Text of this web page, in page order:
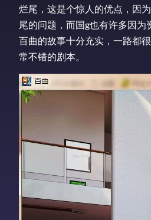
烂尾，这是个惊人的优点，因
尾的问题，而国g也有许多因为
百曲的故事十分充实，一路都
常不错的剧本。